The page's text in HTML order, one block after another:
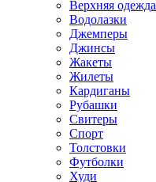
Верхняя одежда
Водолазки
Джемперы
Джинсы
Жакеты
Жилеты
Кардиганы
Рубашки
Свитеры
Спорт
Толстовки
Футболки
Худи